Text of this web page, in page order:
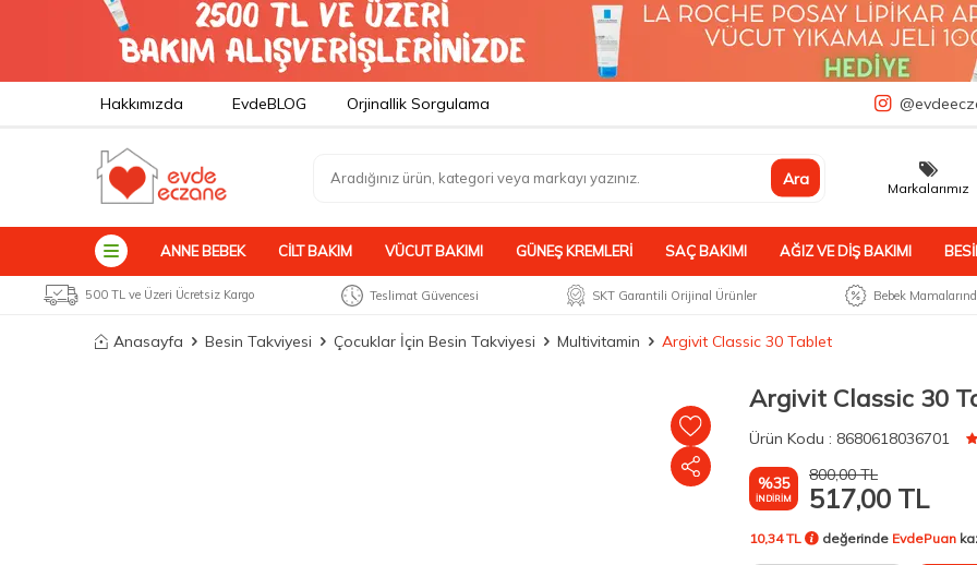
Hakkımızda EvdeBLOG Orjinallik Sorgulama
Ara Markalarımız
ANNE BEBEK CILT BAKIM VÜCUT BAKIMI GÜNEŞ KREMLERI SAÇ BAKIMI AĞIZ VE DIŞ BAKIMI
500 TL ve Üzeri Ücretsiz Kargo Teslimat Güvencesi SKT Garantili Orijinal Ürünler Bebek
Anasayfa Besin Takviyesi Çocuklar İçin Besin Takviyesi Multivitamin Argivit Classic 30 Tablet
Argivit Classic 30
Ürün Kodu : 8680618036701
%35
İNDIRIM
800,00TL
517,00 TL
10,34 TL değerinde EvdePuan